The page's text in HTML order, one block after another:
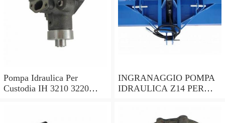
Pompa Idraulica Per
Custodia IH 3210 3220
INGRANAGGIO POMPA
IDRAULICA Z14 PER